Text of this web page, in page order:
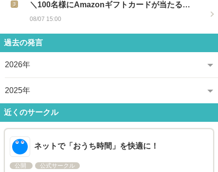
＼100名様にAmazonギフトカードが当たる…
08/07 15:00
過去の発言
2026年
2025年
近くのサークル
ネットで「おうち時間」を快適に！
公開 公式サークル